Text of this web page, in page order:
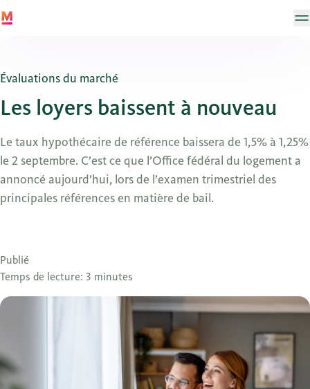
Évaluations du marché
Les loyers baissent à nouveau
Le taux hypothécaire de référence baissera de 1,5% à 1,25%
le 2 septembre. C’est ce que l’Office fédéral du logement a
annoncé aujourd’hui, lors de l’examen trimestriel des
principales références en matière de bail.
Publié
Temps de lecture: 3 minutes